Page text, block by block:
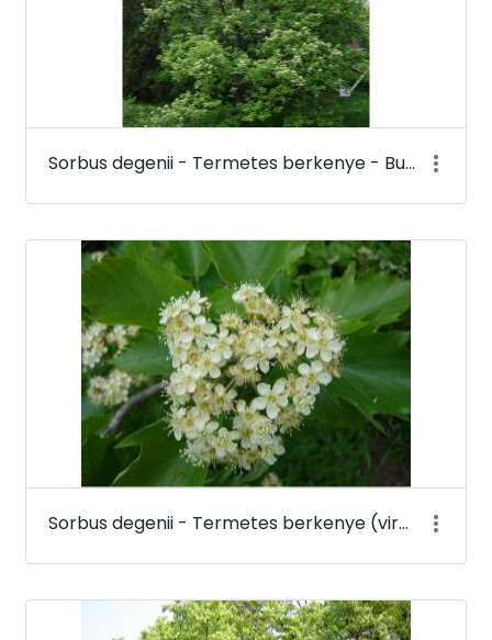
Sorbus degenii - Termetes berkenye - Budai Arborétum
Sorbus degenii - Termetes berkenye (virága) - Budai Arborétum